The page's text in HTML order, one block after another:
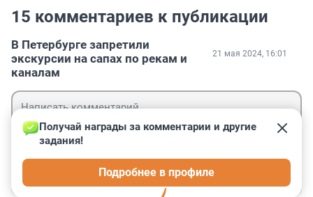
15 комментариев к публикации
В Петербурге запретили
экскурсии на сапах по рекам и
каналам
21 мая 2024, 16:01
Получай награды за комментарии и другие
задания!
Подробнее в профиле